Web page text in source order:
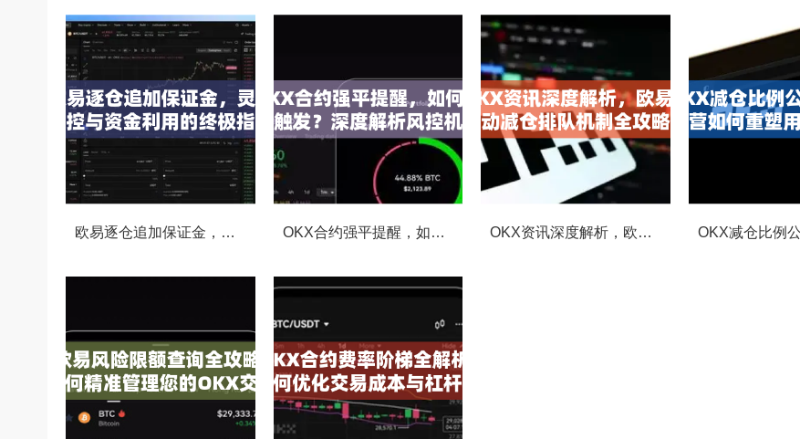
欧易逐仓追加保证金，灵活风控与资金利用的终极指南 OKX合约强平提醒，如何避免触发？深度解析风控机制与应对策略 OKX资讯深度解析，欧易自动减仓排队机制全攻略